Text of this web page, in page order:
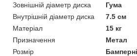
Зовнішній діаметр диска
Гума
Внутрішній діаметр диска
7.5 см
Матеріал
15 кг
Призначення
Метал
Розмір